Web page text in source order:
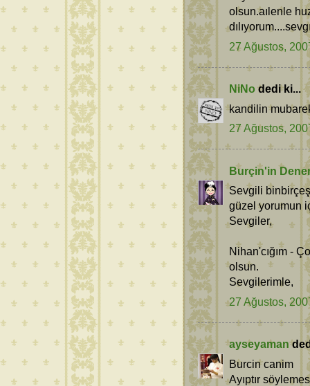
olsun.aılenle
27 Ağustos,
NiNo dedi ki...
kandilin
27 Ağustos,
Burçin'in
Sevgili
güzel yorumun
Sevgiler,
Nihan'cığım -
olsun.
Sevgilerimle,
27 Ağustos,
ayseyaman
Burcin canim
Ayıptır